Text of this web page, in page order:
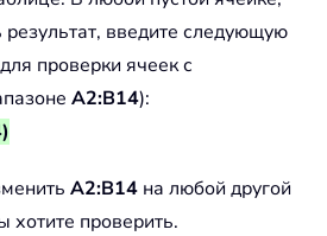
результат, введите следующую
проверки ячеек с
A2:B14):
A2:B14 на любой другой
хотите проверить.